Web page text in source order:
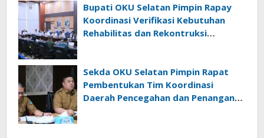
Bupati OKU Selatan Pimpin Rapay
Koordinasi Verifikasi Kebutuhan
Rehabilitas dan Rekontruksi
Sekda OKU Selatan Pimpin Rapat
Pembentukan Tim Koordinasi
Daerah Pencegahan dan Penanganan